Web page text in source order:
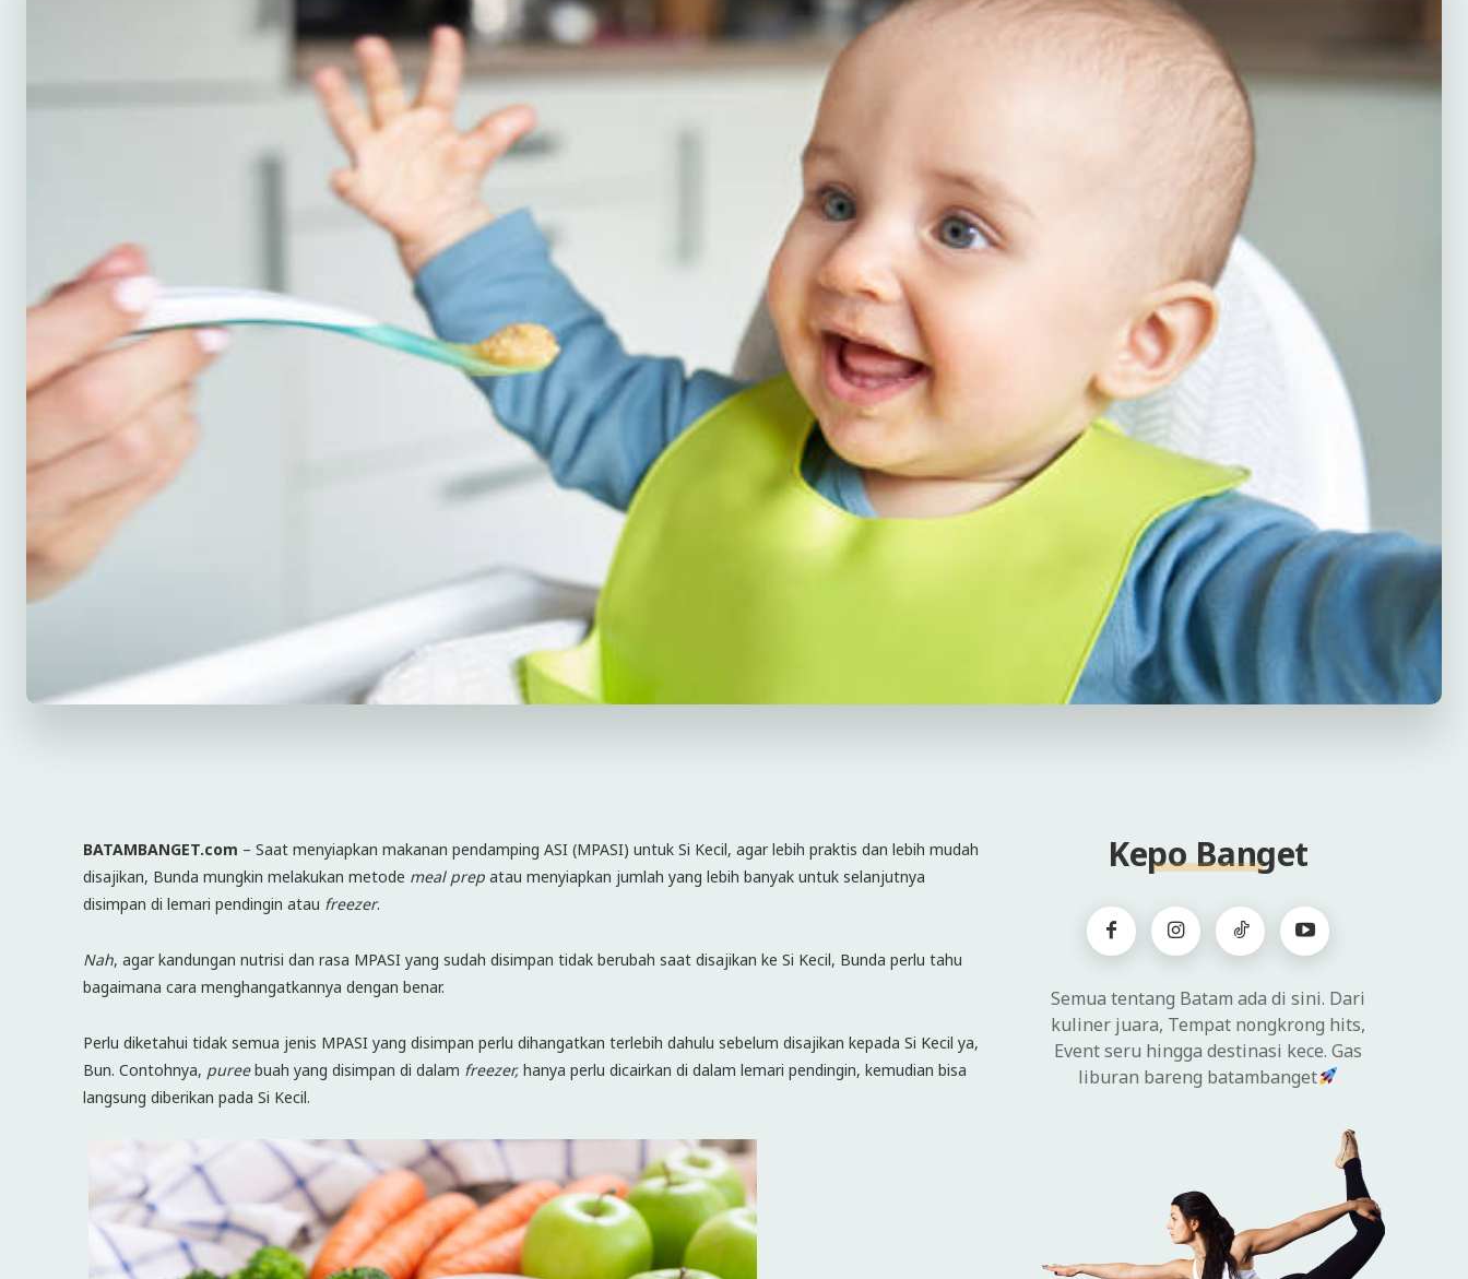
BATAMBANGET.com – Saat menyiapkan makanan pendamping ASI (MPASI) untuk Si Kecil, agar lebih praktis dan lebih mudah
disajikan, Bunda mungkin melakukan metode meal prep atau menyiapkan jumlah yang lebih banyak untuk selanjutnya
disimpan di lemari pendingin atau freezer.
Nah, agar kandungan nutrisi dan rasa MPASI yang sudah disimpan tidak berubah saat disajikan ke Si Kecil, Bunda perlu tahu
bagaimana cara menghangatkannya dengan benar.
Perlu diketahui tidak semua jenis MPASI yang disimpan perlu dihangatkan terlebih dahulu sebelum disajikan kepada Si Kecil ya,
Bun. Contohnya, pureebuah yang disimpan di dalam freezer, hanya perlu dicairkan di dalam lemari pendingin, kemudian bisa
langsung diberikan pada Si Kecil.
Kepo Banget
Semua tentang Batam ada di sini. Dari
kuliner juara, Tempat nongkrong hits,
Event seru hingga destinasi kece. Gas
liburan bareng batambanget